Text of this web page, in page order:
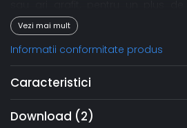
Confortul zilnic este susținut de
barieră termică și opțiunea
zi/noapte. Produs în UE, pe o
fabricație, acest model
garanția calității.
Vezi mai mult
Informatii conformitate produs
Caracteristici
Download (2)